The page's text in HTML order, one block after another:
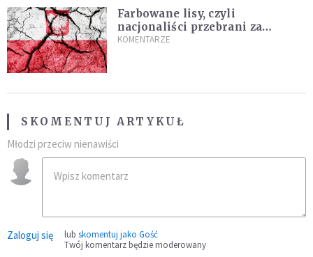
Farbowane lisy, czyli
nacjonaliści przebrani za
chrześcijan
KOMENTARZE
SKOMENTUJ ARTYKUŁ
Młodzi przeciw nienawiści
Zaloguj się lub skomentuj jako Gość
Twój komentarz będzie moderowany